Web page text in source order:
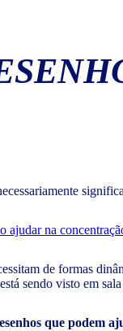
ajudar na
de formas
sendo visto em
que podem